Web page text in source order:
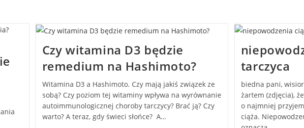
Czy witamina D3 będzie
remedium na Hashimoto?
Witamina D3 a Hashimoto. Czy mają jakiś związek ze
sobą? Czy poziom tej witaminy wpływa na wyrównanie
autoimmunologicznej choroby tarczycy? Brać ją? Czy
warto? A teraz, gdy świeci słońce? A…
tarczyca
biedna pani,
żartem (zdjęcia),
o najmniej
ciąża.